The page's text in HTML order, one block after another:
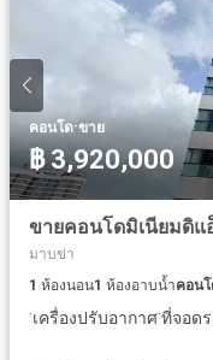
คอนโด·ขาย
฿ 3,920,000
ขายคอนโดมิเนียมดิแ
มาบข่า
1 ห้องนอน1 ห้องอาบน้ำคอน
·เครื่องปรับอากาศ·ที่จอด